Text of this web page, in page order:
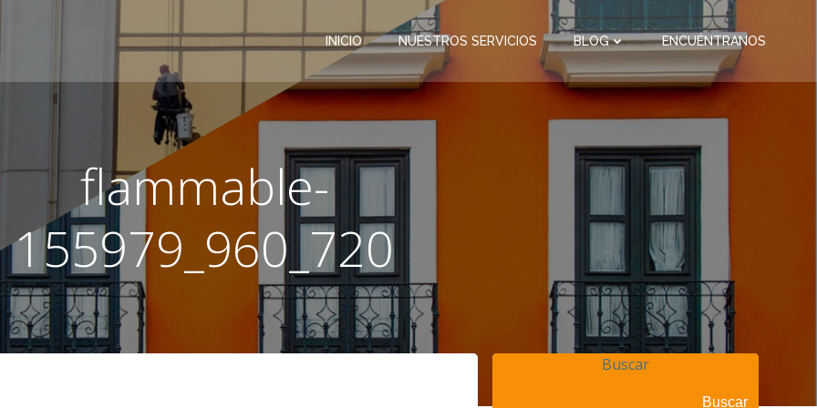
INICIO NUESTROS SERVICIOS BLOG ENCUÉNTRANOS
flammable-
155979_960_720
Buscar
Buscar